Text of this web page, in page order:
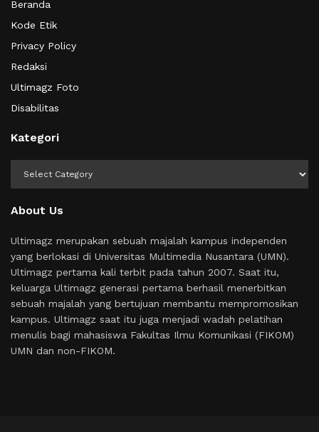
Beranda
Kode Etik
Privacy Policy
Redaksi
Ultimagz Foto
Disabilitas
Kategori
About Us
Ultimagz merupakan sebuah majalah kampus independen
yang berlokasi di Universitas Multimedia Nusantara (UMN).
Ultimagz pertama kali terbit pada tahun 2007. Saat itu,
keluarga Ultimagz generasi pertama berhasil menerbitkan
sebuah majalah yang bertujuan membantu mempromosikan
kampus. Ultimagz saat itu juga menjadi wadah pelatihan
menulis bagi mahasiswa Fakultas Ilmu Komunikasi (FIKOM)
UMN dan non-FIKOM.